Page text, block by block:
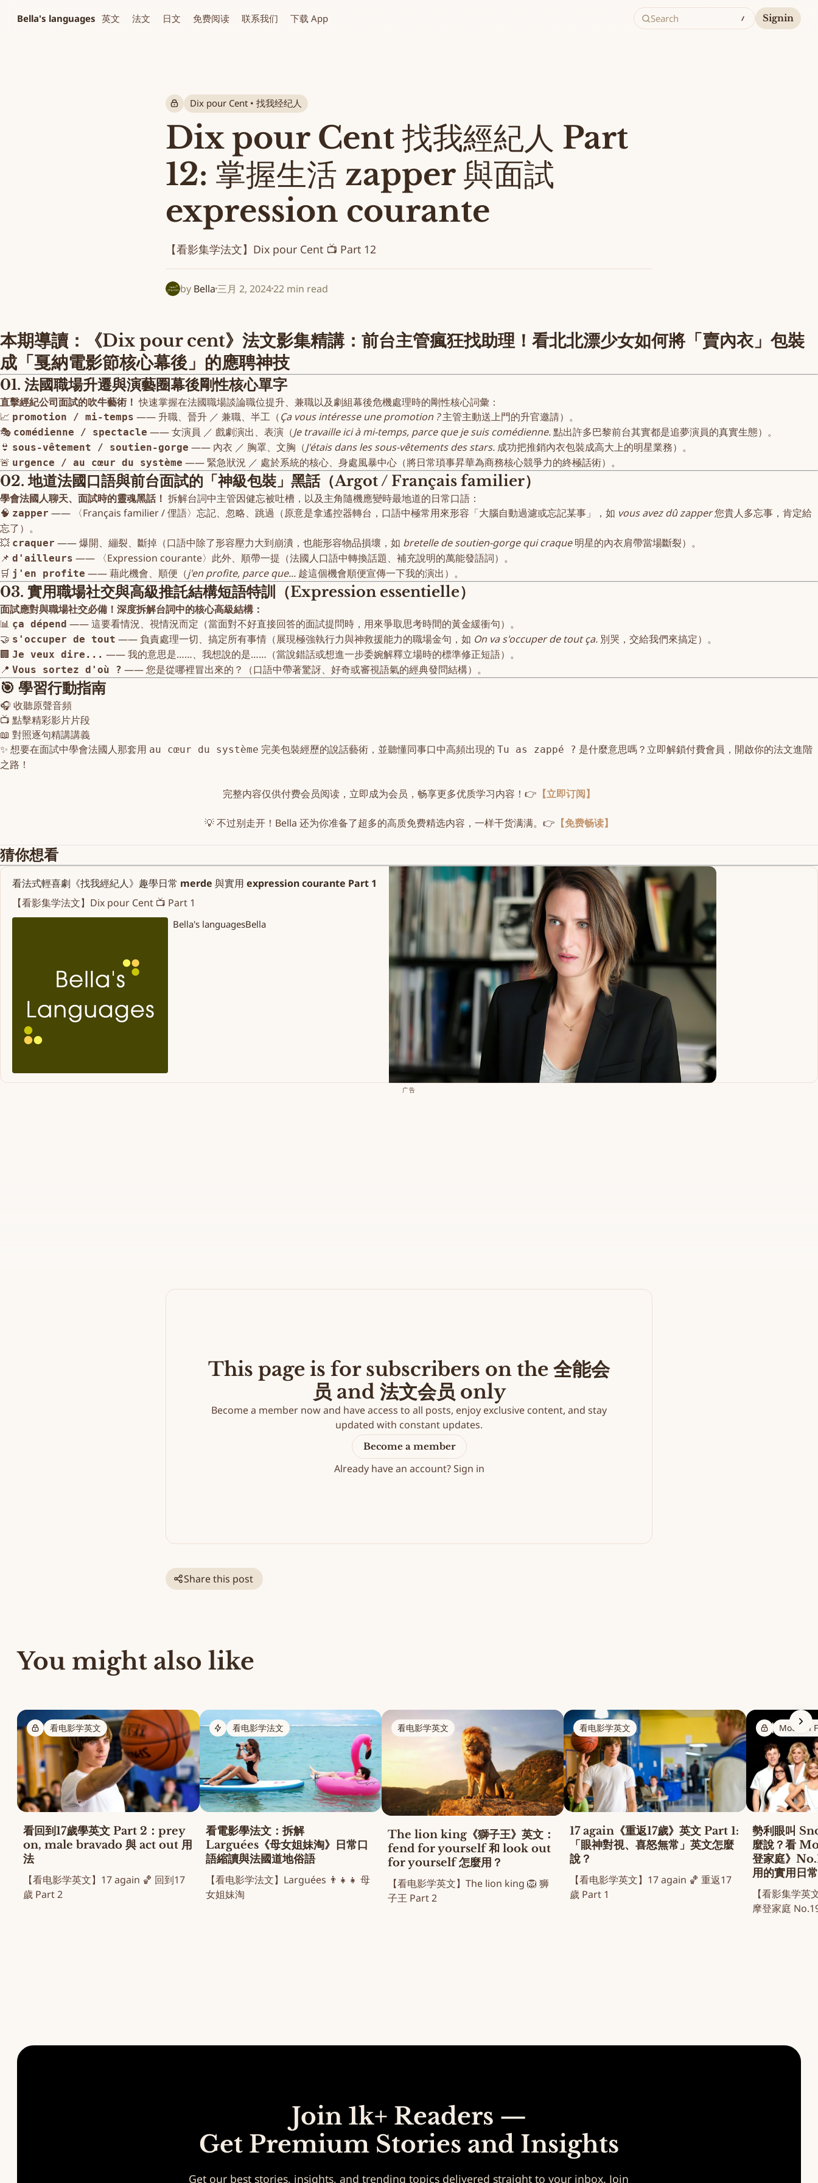
Bella's languages 英文 法文 日文 免费阅读 联系我们 下载 App Search Signin
Dix pour Cent • 找我经纪人
Dix pour Cent 找我經紀人 Part
12: 掌握生活 zapper 與面試
expression courante
【看影集学法文】Dix pour Cent 📺 Part 12
by Bella三月 2, 202422 min read
本期導讀：《Dix pour cent》法文影集精講：前台主管瘋狂找助理！看北北漂少女如何將「賣內衣」包裝
成「戛納電影節核心幕後」的應聘神技
01. 法國職場升遷與演藝圈幕後剛性核心單字
直擊經紀公司面試的吹牛藝術！ 快速掌握在法國職場談論職位提升、兼職以及劇組幕後危機處理時的剛性核心詞彙：
📈 promotion / mi-temps —— 升職、晉升 ／ 兼職、半工（Ça vous intéresse une promotion ?主管主動送上門的升官邀請）。
🎭 comédienne / spectacle —— 女演員 ／ 戲劇演出、表演（Je travaille ici à mi-temps, parce que je suis comédienne.點出許多巴黎前台其實都是追夢演員的真實生態）。
👙 sous-vêtement / soutien-gorge —— 內衣 ／ 胸罩、文胸（J'étais dans les sous-vêtements des stars. 成功把推銷內衣包裝成高大上的明星業務）。
🚨 urgence / au cœur du système —— 緊急狀況 ／ 處於系統的核心、身處風暴中心（將日常瑣事昇華為商務核心競爭力的終極話術）。
02. 地道法國口語與前台面試的「神級包裝」黑話（Argot / Français familier）
學會法國人聊天、面試時的靈魂黑話！ 拆解台詞中主管因健忘被吐槽，以及主角隨機應變時最地道的日常口語：
🧠 zapper —— 〈Français familier / 俚語〉忘記、忽略、跳過（原意是拿遙控器轉台，口語中極常用來形容「大腦自動過濾或忘記某事」，如 vous avez dû zapper您貴人多忘事，肯定給
忘了）。
💥 craquer —— 爆開、繃裂、斷掉（口語中除了形容壓力大到崩潰，也能形容物品損壞，如 bretelle de soutien-gorge qui craque明星的內衣肩帶當場斷裂）。
📌 d'ailleurs —— 〈Expression courante〉此外、順帶一提（法國人口語中轉換話題、補充說明的萬能發語詞）。
🛒 j'en profite —— 藉此機會、順便（j'en profite, parce que... 趁這個機會順便宣傳一下我的演出）。
03. 實用職場社交與高級推託結構短語特訓（Expression essentielle）
面試應對與職場社交必備！深度拆解台詞中的核心高級結構：
📊 ça dépend —— 這要看情況、視情況而定（當面對不好直接回答的面試提問時，用來爭取思考時間的黃金緩衝句）。
🤝 s'occuper de tout —— 負責處理一切、搞定所有事情（展現極強執行力與神救援能力的職場金句，如 On va s'occuper de tout ça. 別哭，交給我們來搞定）。
🏢 Je veux dire... —— 我的意思是……、我想說的是……（當說錯話或想進一步委婉解釋立場時的標準修正短語）。
📍 Vous sortez d'où ? —— 您是從哪裡冒出來的？（口語中帶著驚訝、好奇或審視語氣的經典發問結構）。
🎯 學習行動指南
🎧 收聽原聲音頻
📺 點擊精彩影片片段
📖 對照逐句精講講義
✨ 想要在面試中學會法國人那套用 au cœur du système 完美包裝經歷的說話藝術，並聽懂同事口中高頻出現的 Tu as zappé ? 是什麼意思嗎？ 立即解鎖付費會員 ，開啟你的法文進階
之路！
完整内容仅供付费会员阅读，立即成为会员，畅享更多优质学习内容！👉 【立即订阅】
💡 不过别走开！Bella 还为你准备了超多的高质免费精选内容，一样干货满满。👉 【免费畅读】
猜你想看
看法式輕喜劇《找我經紀人》趣學日常 merde 與實用 expression courante Part 1
【看影集学法文】Dix pour Cent 📺 Part 1
Bella's languagesBella
广告
This page is for subscribers on the 全能会
员 and 法文会员 only
Become a member now and have access to all posts, enjoy exclusive content, and stay
updated with constant updates.
Become a member
Already have an account?Sign in
Share this post
You might also like
看电影学英文
看回到17歲學英文 Part 2：prey
on, male bravado 與 act out 用
法
【看电影学英文】17 again 🏀 回到17
歲 Part 2
看电影学法文
看電影學法文：拆解
Larguées《母女姐妹淘》日常口
語縮讀與法國道地俗語
【看电影学法文】Larguées 👨‍👧‍👧 母
女姐妹淘
看电影学英文
The lion king《獅子王》英文：
fend for yourself 和 look out
for yourself 怎麼用？
【看电影学英文】The lion king 🦁 狮
子王 Part 2
看电影学英文
17 again《重返17歲》英文 Part 1:
「眼神對視、喜怒無常」英文怎麼
說？
【看电影学英文】17 again 🏀 重返17
歲 Part 1
Modern
勢利眼叫
麼說？看
登家庭》
用的實用日
【看影集学
摩登家庭
Join 1k+ Readers —
Get Premium Stories and Insights
Get our best stories, insights, and trending topics delivered straight to your inbox. Join